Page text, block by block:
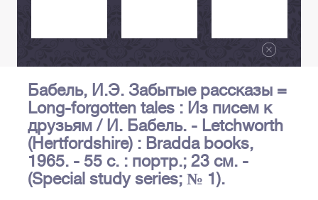
Бабель, И.Э. Забытые рассказы =
Long-forgotten tales : Из писем к
друзьям / И. Бабель. - Letchworth
(Hertfordshire) : Bradda books,
1965. - 55 с. : портр.; 23 см. -
(Special study series; № 1).